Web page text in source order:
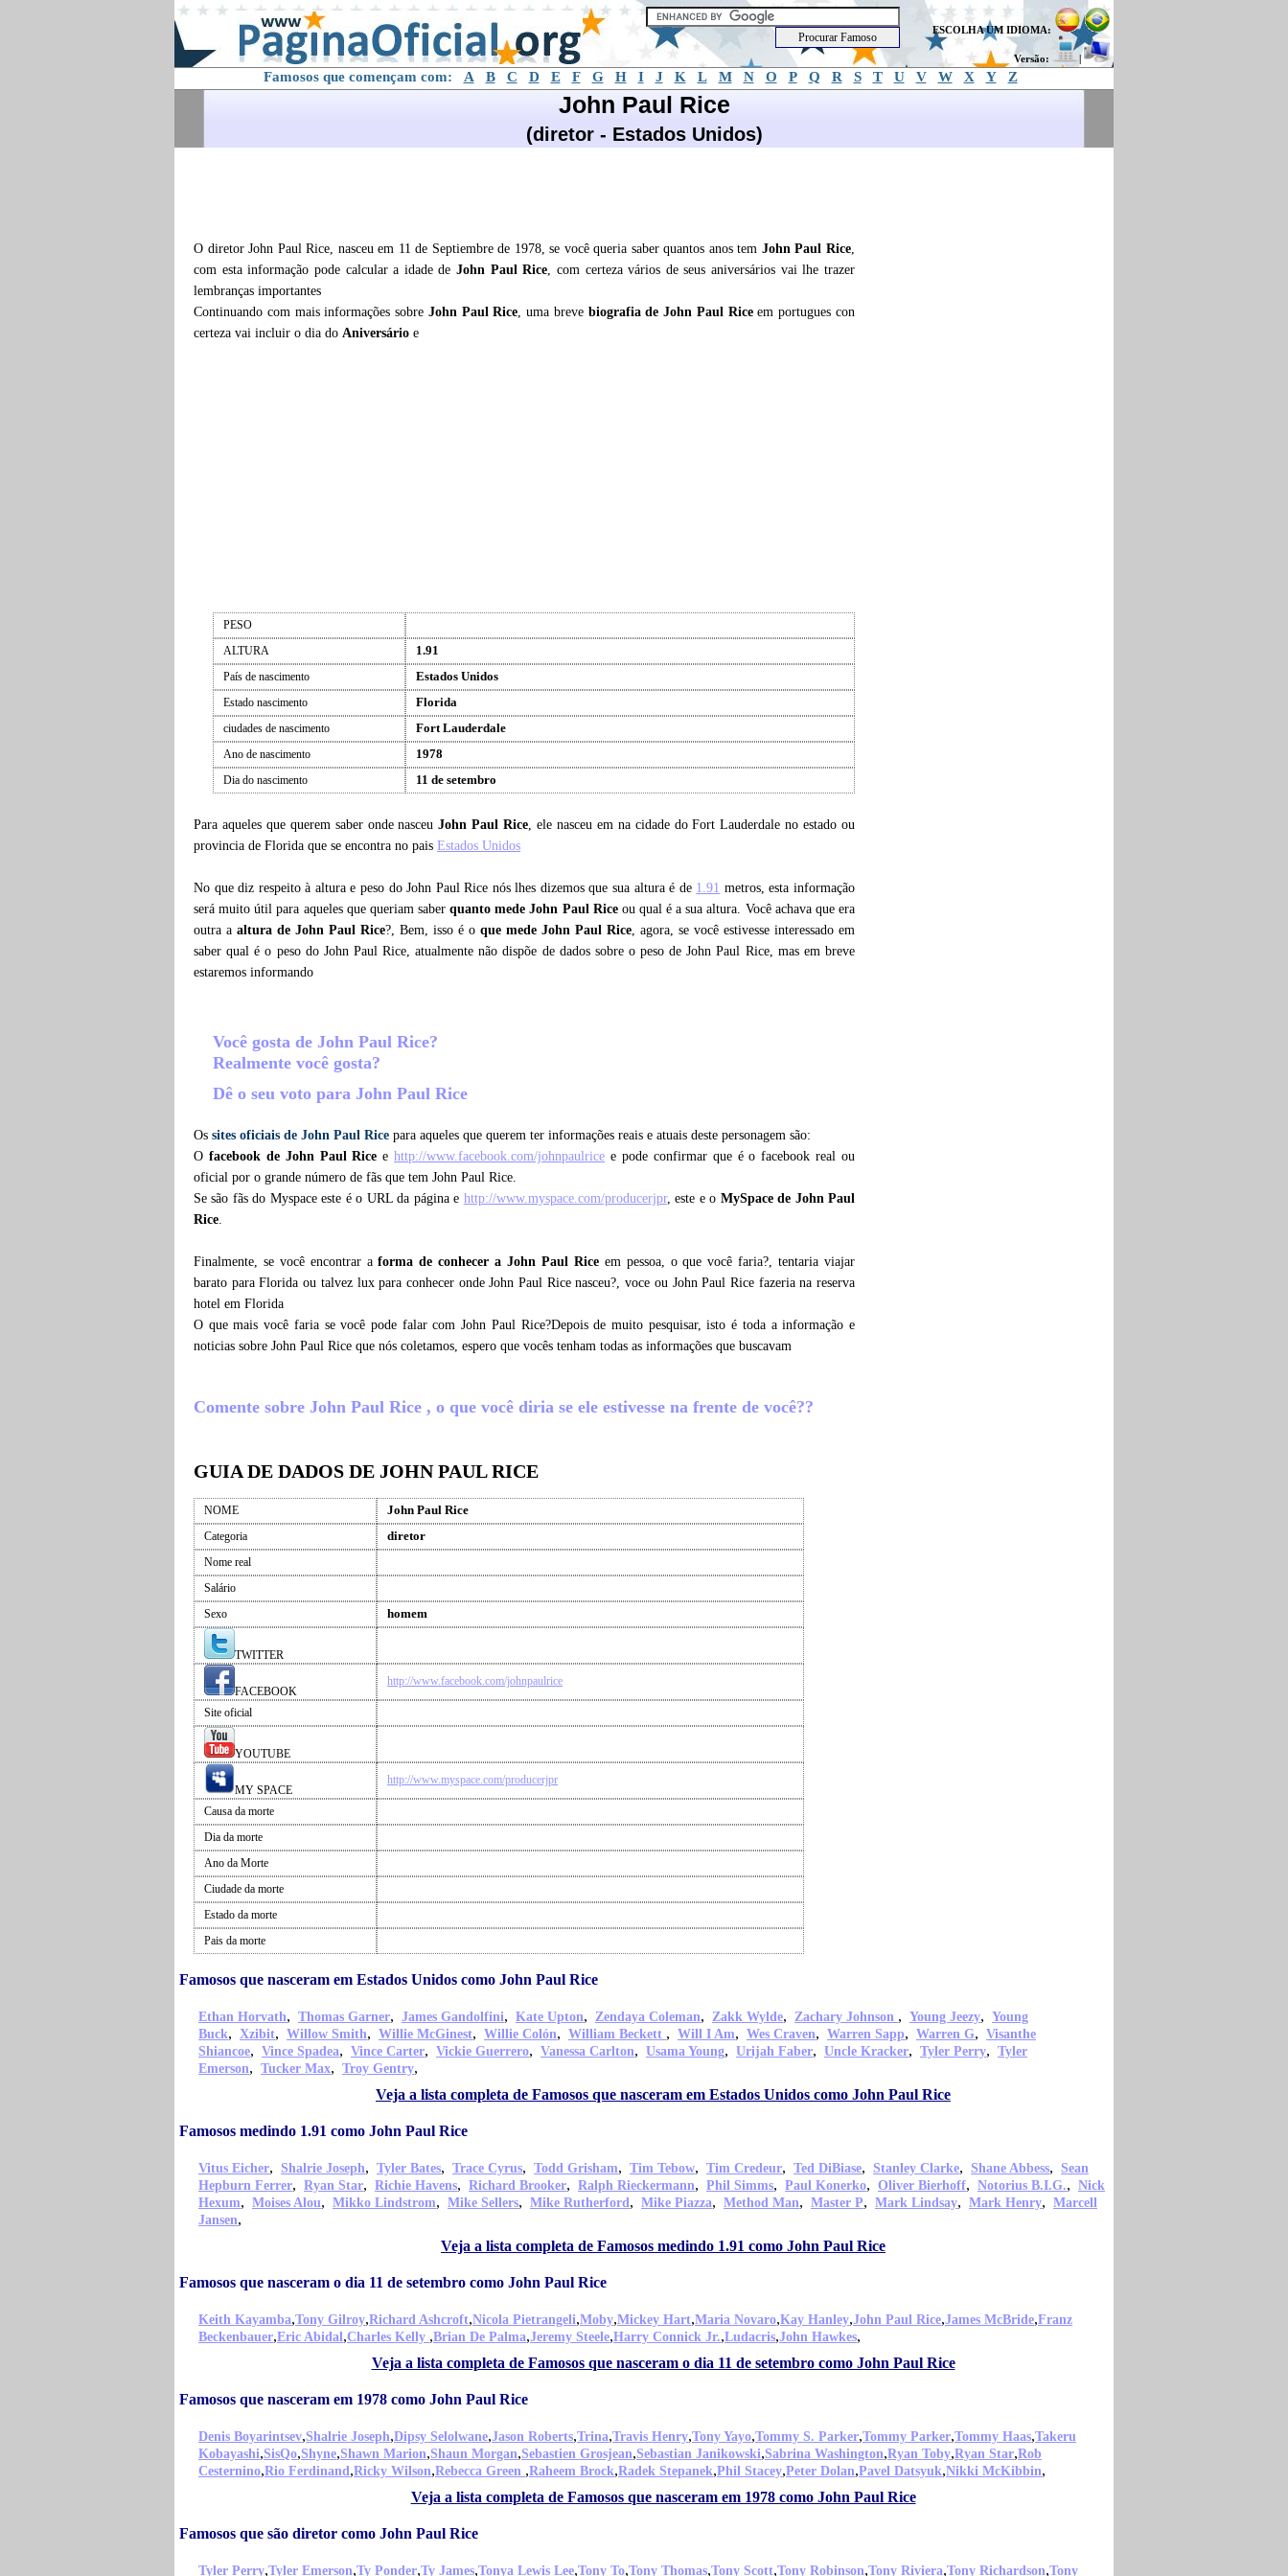
ESCOLHA UM IDIOMA:
Versão: |
Famosos que començam com: A B C D E F G H I J K L M N O P Q R S T U V W X Y Z
John Paul Rice
(diretor - Estados Unidos)
O diretor John Paul Rice, nasceu em 11 de Septiembre de 1978, se você queria saber quantos anos tem John Paul Rice,
com esta informação pode calcular a idade deJohn Paul Rice, com certeza vários de seus aniversários vai lhe trazer
lembranças importantes
Continuando com mais informações sobre John Paul Rice, uma breve biografia deJohn Paul Riceem portugues con
certeza vai incluir o dia do Aniversário e
PESO
ALTURA
1.91
País de nascimento Estados Unidos
Estado nascimento Florida
ciudades de nascimento Fort Lauderdale
Ano de nascimento 1978
Dia do nascimento 11 de setembro
Para aqueles que querem saber onde nasceuJohn Paul Rice, ele nasceu em na cidade do Fort Lauderdale no estado ou
provincia de Florida que se encontra no pais Estados Unidos
No que diz respeito à altura e peso do John Paul Rice nós lhes dizemos que sua altura é de 1.91 metros, esta informação
será muito útil para aqueles que queriam saberquanto mede John Paul Riceou qual é a sua altura. Você achava que era
outra a altura de John Paul Rice?, Bem, isso é o que mede John Paul Rice, agora, se você estivesse interessado em
saber qual é o peso do John Paul Rice, atualmente não dispõe de dados sobre o peso de John Paul Rice, mas em breve
estaremos informando
Você gosta de John Paul Rice?
Realmente você gosta?
Dê o seu voto para John Paul Rice
Os sites oficiais de John Paul Rice para aqueles que querem ter informações reais e atuais deste personagem são:
O facebook de John Paul Rice ehttp://www.facebook.com/johnpaulrice e pode confirmar que é o facebook real ou
oficial por o grande número de fãs que tem John Paul Rice.
Se são fãs do Myspace este é o URL da página e http://www.myspace.com/producerjpr, este e o MySpace de John Paul
Rice.
Finalmente, se você encontrar aforma de conhecer a John Paul Riceem pessoa, o que você faria?, tentaria viajar
barato para Florida ou talvez lux para conhecer onde John Paul Rice nasceu?, voce ou John Paul Rice fazeria na reserva
hotel em Florida
O que mais você faria se você pode falar com John Paul Rice?Depois de muito pesquisar, isto é toda a informação e
noticias sobre John Paul Rice que nós coletamos, espero que vocês tenham todas as informações que buscavam
Comente sobre John Paul Rice , o que você diria se ele estivesse na frente de você??
GUIA DE DADOS DE JOHN PAUL RICE
NOME John Paul Rice
Categoria diretor
Nome real
Salário
Sexo
homem
TWITTER
FACEBOOK
http://www.facebook.com/johnpaulrice
Site oficial
YOUTUBE
MY SPACE
http://www.myspace.com/producerjpr
Causa da morte
Dia da morte
Ano da Morte
Ciudade da morte
Estado da morte
Pais da morte
Famosos que nasceram em Estados Unidos como John Paul Rice
Ethan Horvath, Thomas Garner, James Gandolfini, Kate Upton, Zendaya Coleman, Zakk Wylde, Zachary Johnson , Young Jeezy, Young
Buck, Xzibit, Willow Smith, Willie McGinest, Willie Colón, William Beckett , Will I Am, Wes Craven, Warren Sapp, Warren G, Visanthe
Shiancoe, Vince Spadea, Vince Carter, Vickie Guerrero, Vanessa Carlton, Usama Young, Urijah Faber, Uncle Kracker, Tyler Perry, Tyler
Emerson, Tucker Max, Troy Gentry,
Veja a lista completa de Famosos que nasceram em Estados Unidos como John Paul Rice
Famosos medindo 1.91 como John Paul Rice
Vitus Eicher, Shalrie Joseph, Tyler Bates, Trace Cyrus, Todd Grisham, Tim Tebow, Tim Credeur, Ted DiBiase, Stanley Clarke, Shane Abbess, Sean
Hepburn Ferrer, Ryan Star, Richie Havens, Richard Brooker, Ralph Rieckermann, Phil Simms, Paul Konerko, Oliver Bierhoff, Notorius B.I.G., Nick
Hexum, Moises Alou, Mikko Lindstrom, Mike Sellers, Mike Rutherford, Mike Piazza, Method Man, Master P, Mark Lindsay, Mark Henry, Marcell
Jansen,
Veja a lista completa de Famosos medindo 1.91 como John Paul Rice
Famosos que nasceram o dia 11 de setembro como John Paul Rice
Keith Kayamba,Tony Gilroy,Richard Ashcroft,Nicola Pietrangeli,Moby,Mickey Hart,Maria Novaro,Kay Hanley,John Paul Rice,James McBride,Franz
Beckenbauer,Eric Abidal,Charles Kelly ,Brian De Palma,Jeremy Steele,Harry Connick Jr.,Ludacris,John Hawkes,
Veja a lista completa de Famosos que nasceram o dia 11 de setembro como John Paul Rice
Famosos que nasceram em 1978 como John Paul Rice
Denis Boyarintsev,Shalrie Joseph,Dipsy Selolwane,Jason Roberts,Trina,Travis Henry,Tony Yayo,Tommy S. Parker,Tommy Parker,Tommy Haas,Takeru
Kobayashi,SisQo,Shyne,Shawn Marion,Shaun Morgan,Sebastien Grosjean,Sebastian Janikowski,Sabrina Washington,Ryan Toby,Ryan Star,Rob
Cesternino,Rio Ferdinand,Ricky Wilson,Rebecca Green ,Raheem Brock,Radek Stepanek,Phil Stacey,Peter Dolan,Pavel Datsyuk,Nikki McKibbin,
Veja a lista completa de Famosos que nasceram em 1978 como John Paul Rice
Famosos que são diretor como John Paul Rice
Tyler Perry,Tyler Emerson,Ty Ponder,Ty James,Tonya Lewis Lee,Tony To,Tony Thomas,Tony Scott,Tony Robinson,Tony Riviera,Tony Richardson,Tony